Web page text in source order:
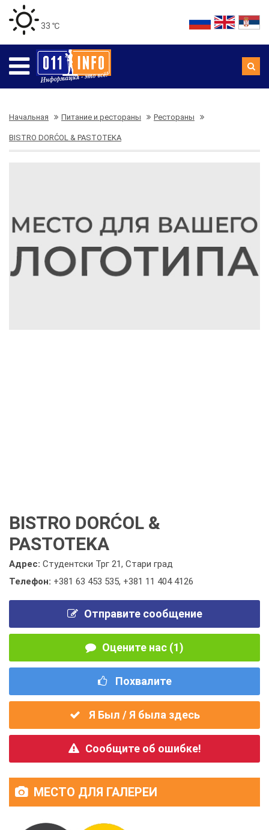
33 ℃
Начальная Питание и рестораны Рестораны
BISTRO DORĆOL & PASTOTEKA
BISTRO DORĆOL &
PASTOTEKA
Адрес: Студентски Трг 21, Стари град
Телефон: +381 63 453 535, +381 11 404 4126
Отправите сообщение
Оцените нас (1)
Похвалите
Я Был / Я была здесь
Сообщите об ошибке!
МЕСТО ДЛЯ ГАЛЕРЕИ